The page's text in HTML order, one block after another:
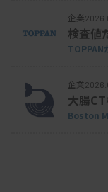
企業
検査値
TOPPAN
企業
大腸
Boston